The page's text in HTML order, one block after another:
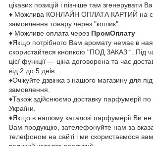
цікавих позицій і пізніше там згенерувати
♦ Можлива КОНЛАЙН ОПЛАТА КАРТИЙ на
замовлення товару через "кошик".
♦ Можливе оплата через ПромОплату
♦Якщо потрібного Вам аромату немає в
скористайтеся кнопкою "ПОД ЗАКАЗ “. Під
цієї функції — ціна договорена та час
від 2 до 5 днів.
♦Очікуйте дзвінка з нашого магазину для
замовлення.
♦Також здійснюємо доставку парфумерії по
України.
♦Якщо в нашому каталозі парфумерії Ви не
Вам продукцію, зателефонуйте нам за
телефоном на сайті і ми скористаємося